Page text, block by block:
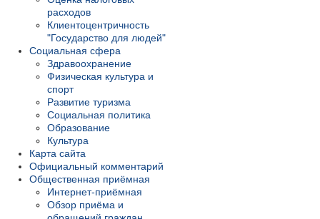
расходов
Клиентоцентричность
"Государство для людей"
Социальная сфера
Здравоохранение
Физическая культура и
спорт
Развитие туризма
Социальная политика
Образование
Культура
Карта сайта
Официальный комментарий
Общественная приёмная
Интернет-приёмная
Обзор приёма и